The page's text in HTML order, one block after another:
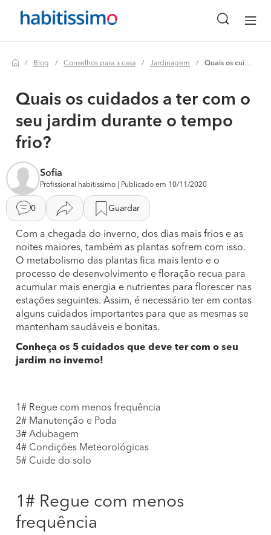
Blog Conselhos para a casa Jardinagem Quais os cuidados a ter com o seu jardim durante o tempo frio?
Quais os cuidados a ter com o
seu jardim durante o tempo
frio?
Sofia
Profissional habitissimo | Publicado em 10/11/2020
0 Guardar
Com a chegada do inverno, dos dias mais frios e as
noites maiores, também as plantas sofrem com isso.
O metabolismo das plantas fica mais lento e o
processo de desenvolvimento e floração recua para
acumular mais energia e nutrientes para florescer nas
estações seguintes. Assim, é necessário ter em contas
alguns cuidados importantes para que as mesmas se
mantenham saudáveis e bonitas.
Conheça os 5 cuidados que deve ter com o seu
jardim no inverno!
1# Regue com menos frequência
2# Manutenção e Poda
3# Adubagem
4# Condições Meteorológicas
5# Cuide do solo
1# Regue com menos
frequência